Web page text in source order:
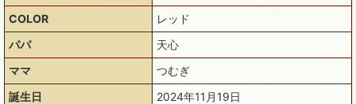
COLOR
レッド
パパ
天心
ママ
つむぎ
誕生日
2024年11月19日